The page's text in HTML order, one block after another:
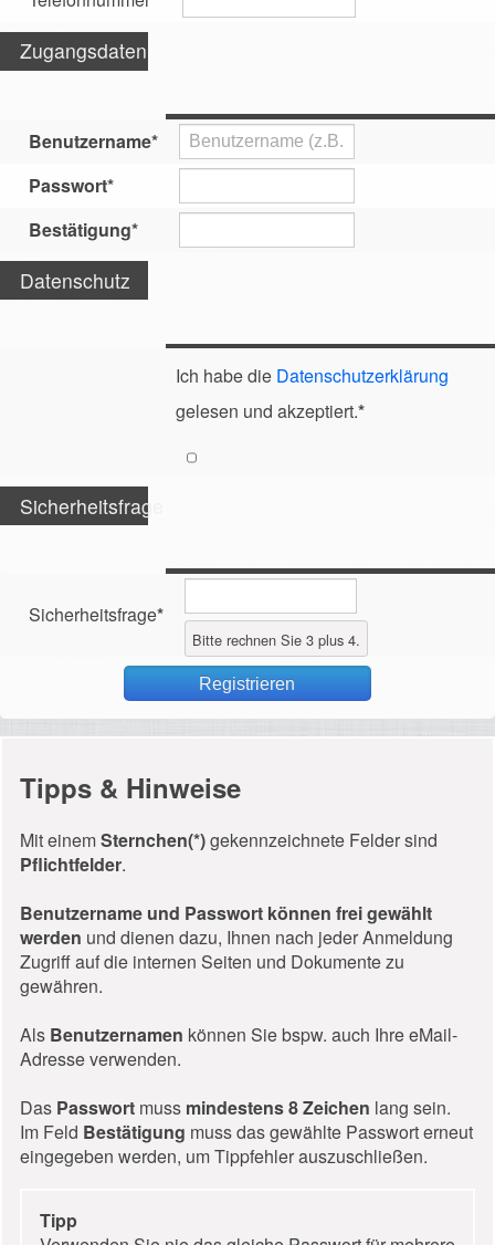
Hilfe
Mitgliederbereich
Zugangsdaten
Benutzername*
Passwort*
Bestätigung*
Datenschutz
Ich habe die Datenschutzerklärung
gelesen und akzeptiert.*
Sicherheitsfrage
Sicherheitsfrage*
Bitte rechnen Sie 3 plus 4.
Tipps & Hinweise
Mit einemSternchen(*)gekennzeichnete Felder sind
Pflichtfelder.
Benutzername und Passwort können frei gewählt
werden und dienen dazu, Ihnen nach jeder Anmeldung
Zugriff auf die internen Seiten und Dokumente zu
gewähren.
Als Benutzernamen können Sie bspw. auch Ihre eMail-
Adresse verwenden.
Das Passwort muss mindestens 8 Zeichen lang sein.
Im Feld Bestätigung muss das gewählte Passwort erneut
eingegeben werden, um Tippfehler auszuschließen.
Tipp